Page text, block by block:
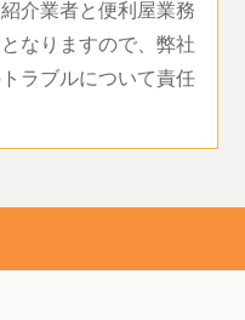
介業者と便利屋業務
なりますので、弊社
ラブルについて責任